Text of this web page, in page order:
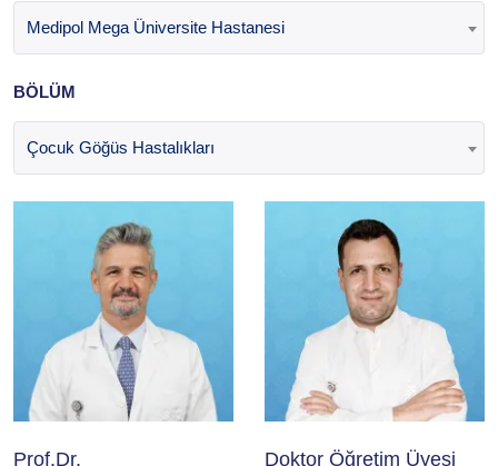
Medipol Mega Üniversite Hastanesi
BÖLÜM
Çocuk Göğüs Hastalıkları
Prof.Dr.
Doktor Öğretim Üyesi